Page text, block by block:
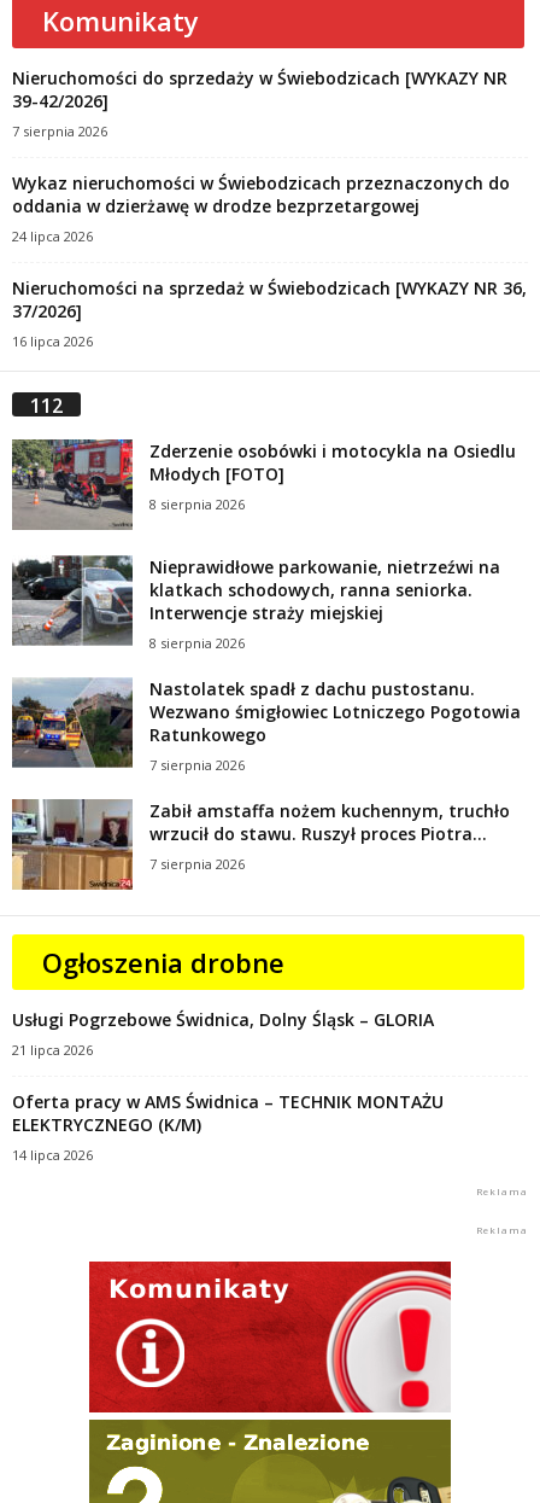
Komunikaty
Nieruchomości do sprzedaży w Świebodzicach [WYKAZY NR
39-42/2026]
7 sierpnia 2026
Wykaz nieruchomości w Świebodzicach przeznaczonych do
oddania w dzierżawę w drodze bezprzetargowej
24 lipca 2026
Nieruchomości na sprzedaż w Świebodzicach [WYKAZY NR 36,
37/2026]
16 lipca 2026
112
Zderzenie osobówki i motocykla na Osiedlu
Młodych [FOTO]
8 sierpnia 2026
Nieprawidłowe parkowanie, nietrzeźwi na
klatkach schodowych, ranna seniorka.
Interwencje straży miejskiej
8 sierpnia 2026
Nastolatek spadł z dachu pustostanu.
Wezwano śmigłowiec Lotniczego Pogotowia
Ratunkowego
7 sierpnia 2026
Zabił amstaffa nożem kuchennym, truchło
wrzucił do stawu. Ruszył proces Piotra...
7 sierpnia 2026
Ogłoszenia drobne
Usługi Pogrzebowe Świdnica, Dolny Śląsk – GLORIA
21 lipca 2026
Oferta pracy w AMS Świdnica – TECHNIK MONTAŻU
ELEKTRYCZNEGO (K/M)
14 lipca 2026